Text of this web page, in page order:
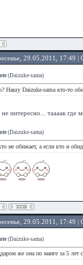
29.05.2011, 17:49
(Daizuke-sama)
Нашу Daizuke-sama кто-то
не интересно... таааак
(Daizuke-sama)
не обижает, а если кто и
29.05.2011, 17:49
(Daizuke-sama)
же она по манге за 5 лет